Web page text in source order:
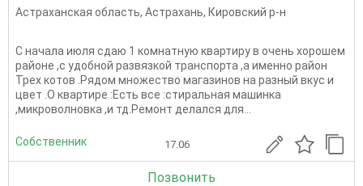
Астраханская область, Астрахань, Кировский р-н
С начала июля сдаю 1 комнатную квартиру в очень хорошем
районе ,с удобной развязкой транспорта ,а именно район
Трех котов .Рядом множество магазинов на разный вкус и
цвет .О квартире :Есть все :стиральная машинка
,микроволновка ,и тд.Ремонт делался для...
Собственник 17.06
Позвонить